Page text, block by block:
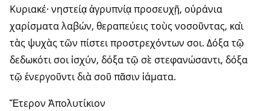
Κυριακέ· νηστείᾳ ἀγρυπνίᾳ προσευχῇ, οὐράνια
χαρίσματα λαβών, θεραπεύεις τοὺς νοσοῦντας, καὶ
τὰς ψυχὰς τῶν πίστει προστρεχόντων σοι. Δόξα τῷ
δεδωκότι σοι ἰσχύν, δόξα τῷ σὲ στεφανώσαντι, δόξα
τῷ ἐνεργοῦντι διὰ σοῦ πᾶσιν ἰάματα.
Ἕτερον Ἀπολυτίκιον